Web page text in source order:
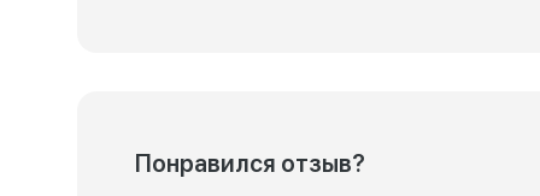
Понравился отзыв?